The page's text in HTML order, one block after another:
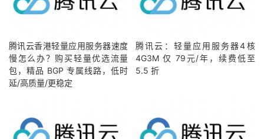
腾讯云香港轻量应用服务器速度
慢怎么办？购买轻量优选流量
包，精品 BGP 专属线路，低时
延/高质量/更稳定
腾讯云：轻量应用服务器4核
4G3M 仅 79元/年，续费低至
5.5 折